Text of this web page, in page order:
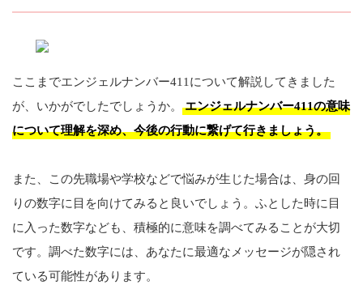
ここまでエンジェルナンバー411について解説してきました
が、いかがでしたでしょうか。
エンジェルナンバー411の意味
について理解を深め、今後の行動に繋げて行きましょう。
また、この先職場や学校などで悩みが生じた場合は、身の回
りの数字に目を向けてみると良いでしょう。ふとした時に目
に入った数字なども、積極的に意味を調べてみることが大切
です。調べた数字には、あなたに最適なメッセージが隠され
ている可能性があります。